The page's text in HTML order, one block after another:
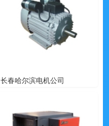
长春哈尔滨电机公司